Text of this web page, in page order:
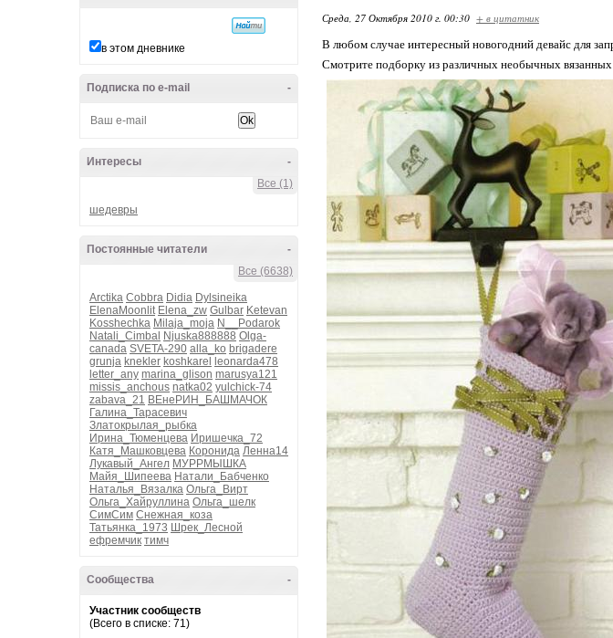
в этом дневнике
-
Подписка по e-mail
-
Интересы
Все (1)
шедевры
-
Постоянные читатели
Все (6638)
Arctika Cobbra Didia Dylsineika
ElenaMoonlit Elena_zw Gulbar Ketevan
Kosshechka Milaja_moja N__Podarok
Natali_Cimbal Njuska888888 Olga-
canada SVETA-290 alla_ko brigadere
grunja knekler koshkarel
leonarda478
letter_any marina_glison marusya121
missis_anchous natka02 yulchick-74
zabava_21 ВЕнеРИН_БАШМАЧОК
Галина_Тарасевич
Златокрылая_рыбка
Ирина_Тюменцева Иришечка_72
Катя_Машковцева Коронида Ленна14
Лукавый_Ангел МУРРМЫШКА
Майя_Шипеева Натали_Бабченко
Наталья_Вязалка Ольга_Вирт
Ольга_Хайруллина Ольга_шелк
СимСим Снежная_коза
Татьянка_1973 Шрек_Лесной
ефремчик тимч
-
Сообщества
Участник сообществ
(Всего в списке: 71)
Среда, 27 Октября 2010 г. 00:30 + в цитатник
В любом случае интересный новогодний девайс для
Смотрите подборку из различных необычных